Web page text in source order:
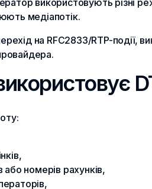
використовують різні
медіапотік.
на RFC2833/RTP-події,
номерів рахунків,